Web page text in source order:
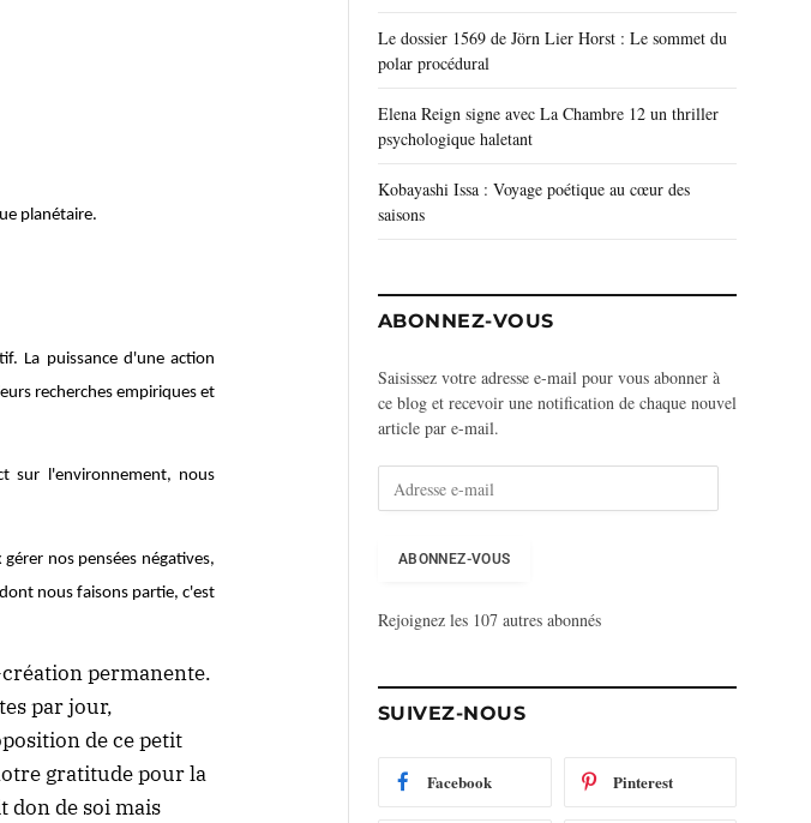
planétaire.
La puissance d'une action
recherches empiriques et
sur l'environnement, nous
nos pensées négatives,
nous faisons partie, c'est
permanente.
par jour,
de ce petit
gratitude pour la
don de soi mais
Le dossier 1569 de Jörn Lier Horst : Le sommet du
polar procédural
Elena Reign signe avec La Chambre 12 un thriller
psychologique haletant
Kobayashi Issa : Voyage poétique au cœur des
saisons
ABONNEZ-VOUS
Saisissez votre adresse e-mail pour vous abonner à
ce blog et recevoir une notification de chaque nouvel
article par e-mail.
e
m
a
ABONNEZ-VOUS
Rejoignez les 107 autres abonnés
SUIVEZ-NOUS
Facebook Pinterest